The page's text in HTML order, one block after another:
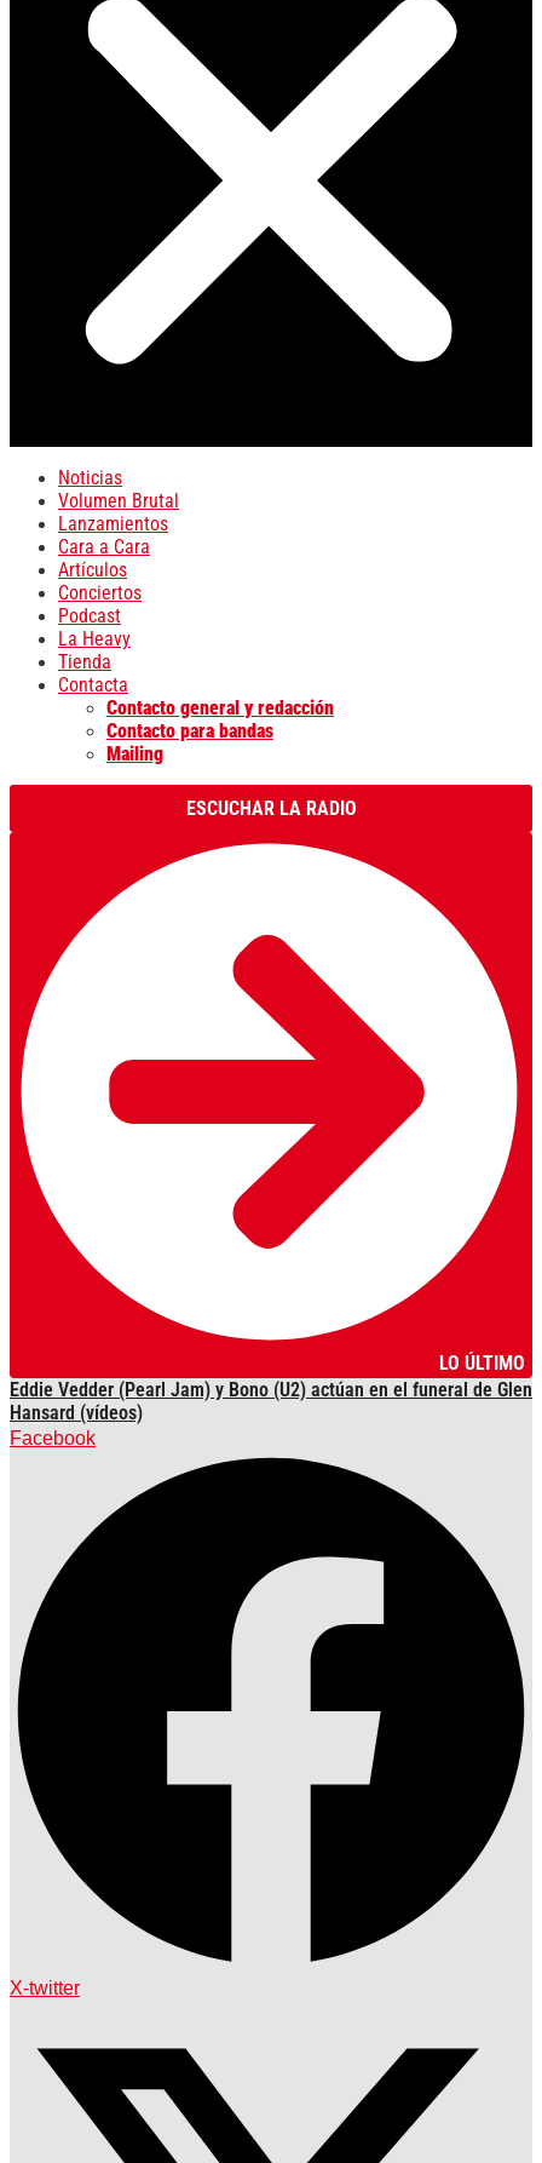
Noticias
Volumen Brutal
Lanzamientos
Cara a Cara
Artículos
Conciertos
Podcast
La Heavy
Tienda
Contacta
Contacto general y redacción
Contacto para bandas
Mailing
ESCUCHAR LA RADIO
LO ÚLTIMO
Eddie Vedder (Pearl Jam) y Bono (U2) actúan en el funeral de Glen
Hansard (vídeos)
Facebook
X-twitter